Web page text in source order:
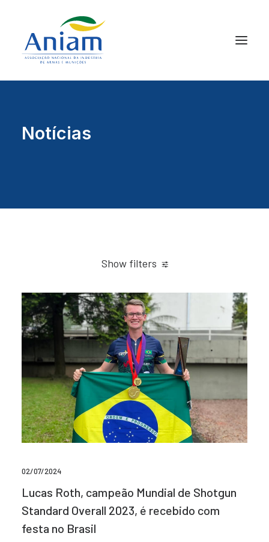
Notícias
Show filters
02/07/2024
Lucas Roth, campeão Mundial de Shotgun
Standard Overall 2023, é recebido com
festa no Brasil